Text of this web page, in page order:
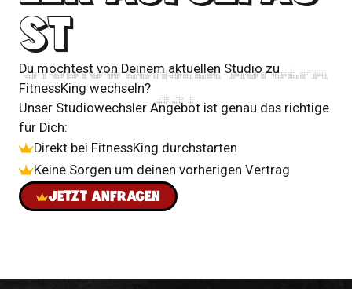
ST
STUDIOWECHSLER AUFGEPA
SST
Du möchtest von Deinem aktuellen Studio zu
FitnessKing wechseln?
Unser Studiowechsler Angebot ist genau das richtige
für Dich:
Direkt bei FitnessKing durchstarten
Keine Sorgen um deinen vorherigen Vertrag
JETZT ANFRAGEN